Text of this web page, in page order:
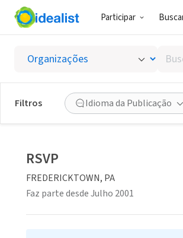
Participar
Buscar
por
ou
Filtros Idioma da Publicação
RSVP
FREDERICKTOWN, PA
Faz parte desde Julho 2001